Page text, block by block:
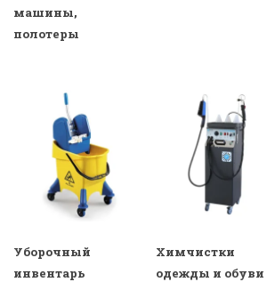
машины,
полотеры
Уборочный
инвентарь
Химчистки
одежды и обуви